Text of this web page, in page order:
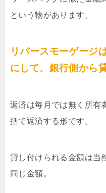
という物があります。
リバースモーゲージ
にして、銀行側から
返済は毎月では無く所有
括で返済する形です。
貸し付けられる金額は当
同じ金額。